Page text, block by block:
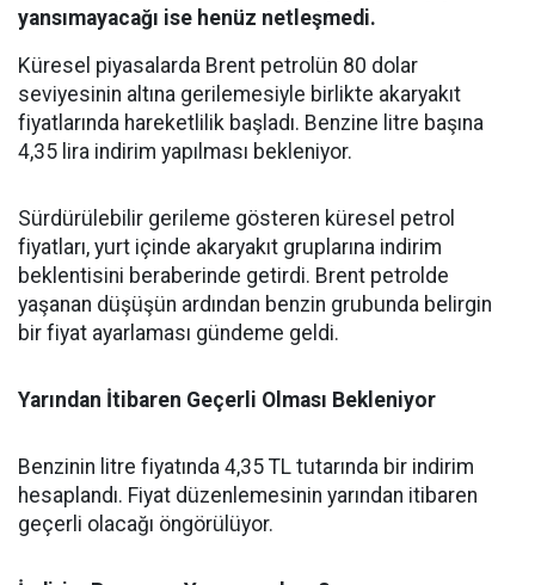
yansımayacağı ise henüz netleşmedi.
​Küresel piyasalarda Brent petrolün 80 dolar
seviyesinin altına gerilemesiyle birlikte akaryakıt
fiyatlarında hareketlilik başladı. Benzine litre başına
4,35 lira indirim yapılması bekleniyor.
​Sürdürülebilir gerileme gösteren küresel petrol
fiyatları, yurt içinde akaryakıt gruplarına indirim
beklentisini beraberinde getirdi. Brent petrolde
yaşanan düşüşün ardından benzin grubunda belirgin
bir fiyat ayarlaması gündeme geldi.
​Yarından İtibaren Geçerli Olması Bekleniyor
​Benzinin litre fiyatında 4,35 TL tutarında bir indirim
hesaplandı. Fiyat düzenlemesinin yarından itibaren
geçerli olacağı öngörülüyor.